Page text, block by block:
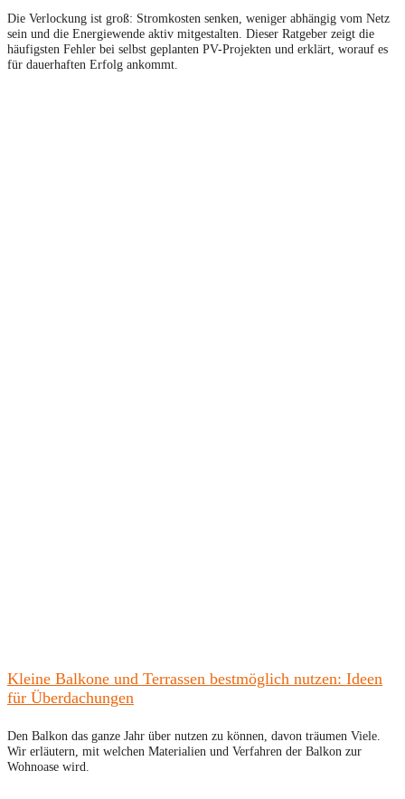
Die Verlockung ist groß: Stromkosten senken, weniger abhängig vom Netz
sein und die Energiewende aktiv mitgestalten. Dieser Ratgeber zeigt die
häufigsten Fehler bei selbst geplanten PV-Projekten und erklärt, worauf es
für dauerhaften Erfolg ankommt.
Kleine Balkone und Terrassen bestmöglich nutzen: Ideen
für Überdachungen
Den Balkon das ganze Jahr über nutzen zu können, davon träumen Viele.
Wir erläutern, mit welchen Materialien und Verfahren der Balkon zur
Wohnoase wird.